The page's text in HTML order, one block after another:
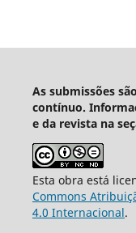
As submissões
contínuo.
e da revista na
Esta obra está
Commons
4.0 Internacional.